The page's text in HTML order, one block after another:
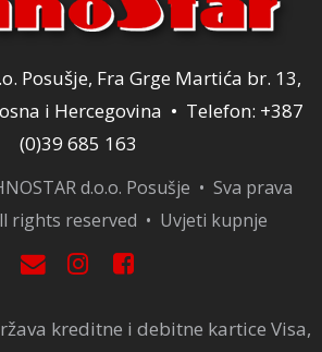
Posušje, Fra Grge Martića br. 13,
i Hercegovina • Telefon: +387
(0)39 685 163
d.o.o. Posušje • Sva prava
rights reserved • Uvjeti kupnje
kreditne i debitne kartice Visa,